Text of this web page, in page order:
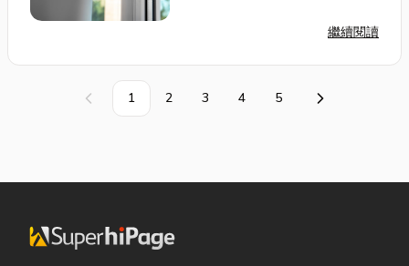
窗在家居環境中的角色，不僅是
居家安全、提升生活品質的關鍵
要素。選擇合...
繼續閱讀
上一頁 1 2 3 4 5 下一頁